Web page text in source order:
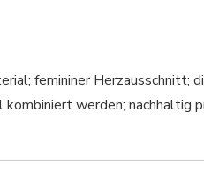
femininer Herzausschnitt;
werden;